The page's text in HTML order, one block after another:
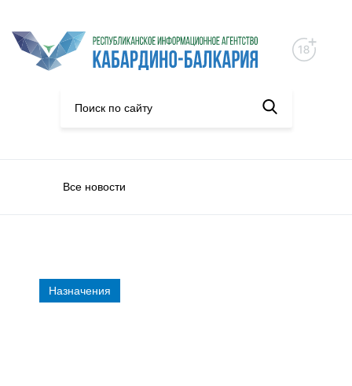
Все новости
Назначения